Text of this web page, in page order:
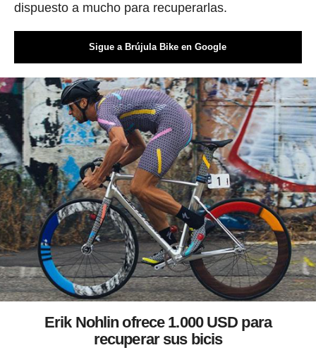
dispuesto a mucho para recuperarlas.
Sigue a Brújula Bike en Google
Erik Nohlin ofrece 1.000 USD para
recuperar sus bicis